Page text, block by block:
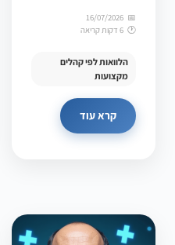
16/07/2026
6 דקות קריאה
הלוואות לפי קהלים
מקצועות
קרא עוד